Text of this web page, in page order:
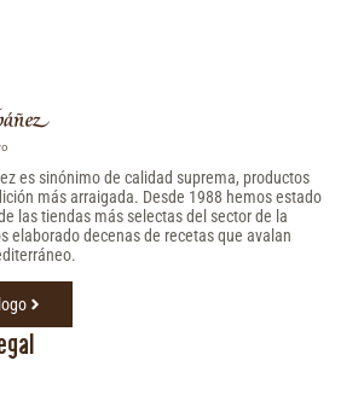
es sinónimo de calidad suprema, productos
más arraigada. Desde 1988 hemos estado
las tiendas más selectas del sector de la
elaborado decenas de recetas que avalan